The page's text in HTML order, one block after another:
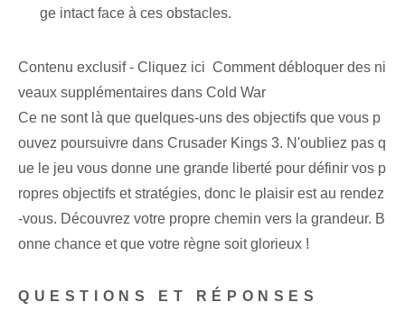
ge intact face à ces obstacles.
Contenu exclusif - Cliquez ici Comment débloquer des ni
veaux supplémentaires dans Cold War
Ce ne sont là que quelques-uns des objectifs que vous p
ouvez poursuivre dans Crusader Kings 3. N'oubliez pas q
ue le jeu vous donne une grande liberté pour définir vos p
ropres objectifs et stratégies, donc le plaisir est au rendez
-vous. Découvrez votre propre chemin vers la grandeur. B
onne chance et que votre règne soit glorieux !
QUESTIONS ET RÉPONSES